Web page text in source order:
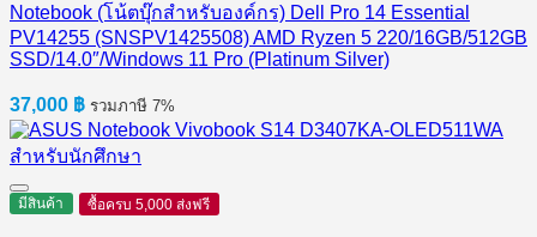
Notebook (โน้ตบุ๊กสำหรับองค์กร) Dell Pro 14 Essential
PV14255 (SNSPV1425508) AMD Ryzen 5 220/16GB/512GB
SSD/14.0″/Windows 11 Pro (Platinum Silver)
37,000 ฿ รวมภาษี 7%
มีสินค้า ซื้อครบ 5,000 ส่งฟรี